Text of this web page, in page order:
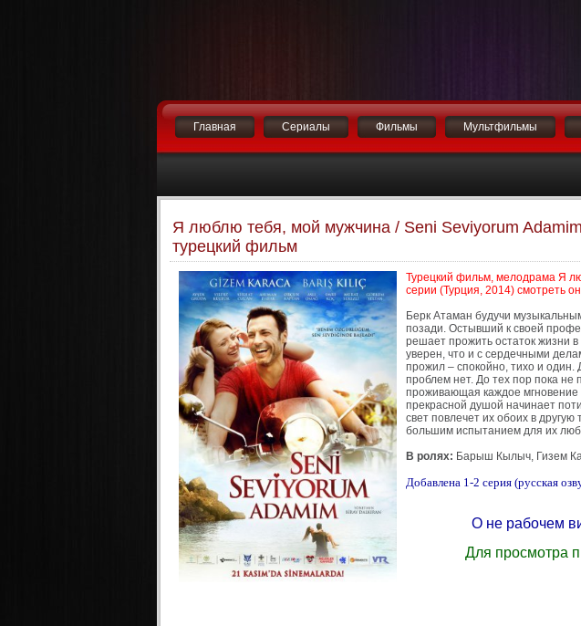
Главная Сериалы Фильмы Мультфильмы
Я люблю тебя, мой мужчина / Seni Seviyorum
турецкий фильм
Турецкий фильм, мелодрама Я
серии (Турция, 2014) смотреть
Берк Атаман будучи
позади. Остывший к своей
решает прожить остаток жизни
уверен, что и с сердечными
прожил – спокойно, тихо и один.
проблем нет. До тех пор пока не
проживающая каждое мгновение
прекрасной душой начинает
свет повлечет их обоих в
большим испытанием для их
В ролях: Барыш Кылыч, Гизем
Добавлена 1-2 серия (русская
О не рабочем
Для просмотра